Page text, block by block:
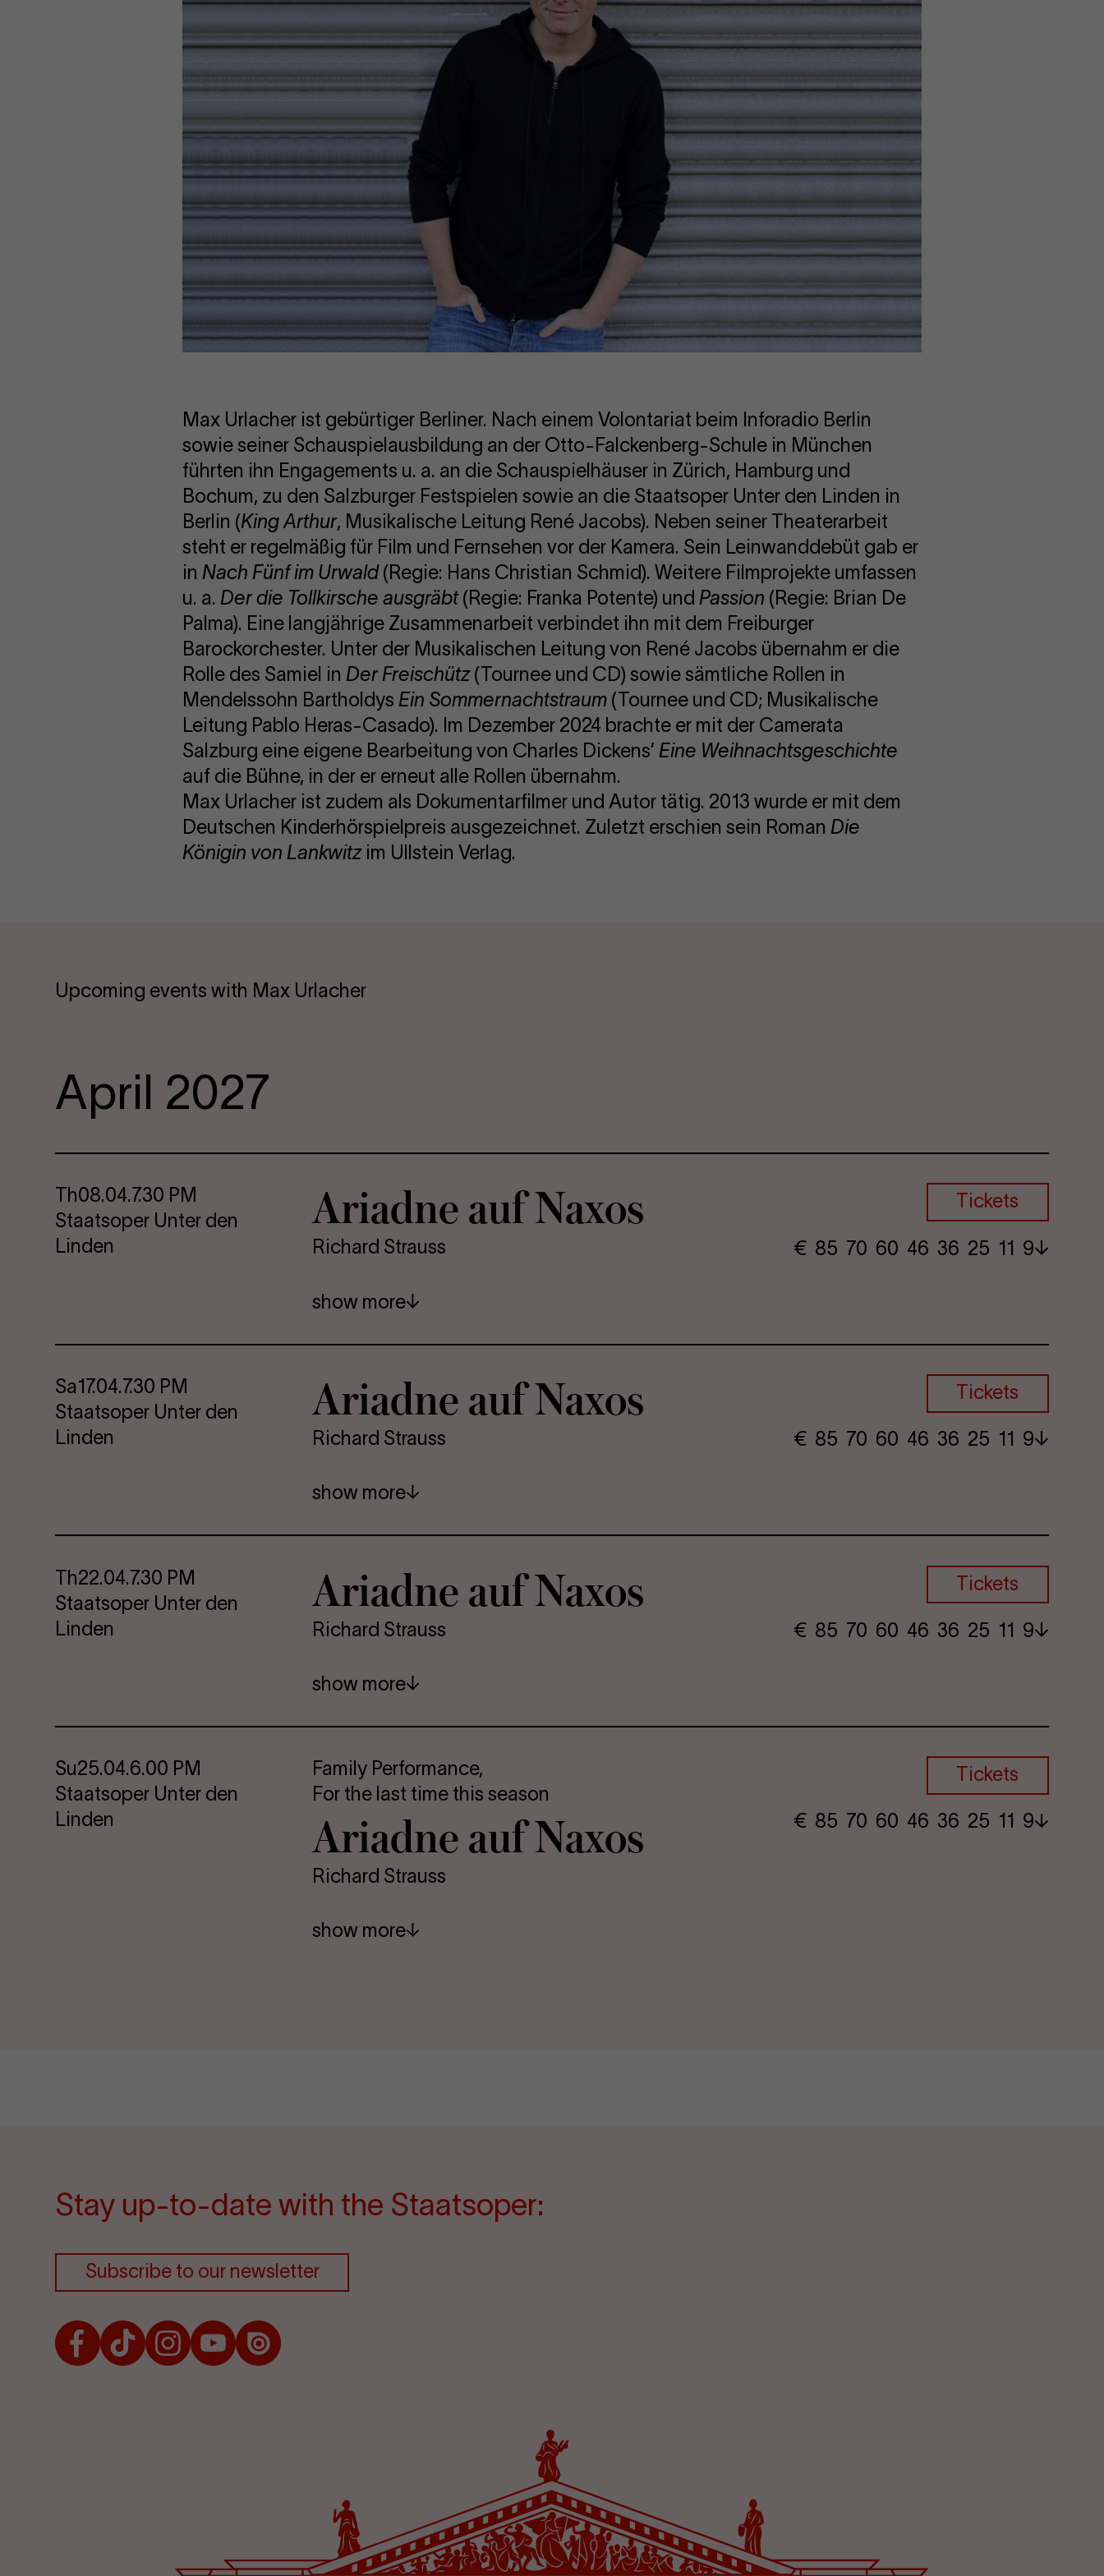
Max Urlacher ist gebürtiger Berliner. Nach einem Volontariat beim Inforadio Berlin
sowie seiner Schauspielausbildung an der Otto-Falckenberg-Schule in München
führten ihn Engagements u. a. an die Schauspielhäuser in Zürich, Hamburg und
Bochum, zu den Salzburger Festspielen sowie an die Staatsoper Unter den Linden in
Berlin (King Arthur, Musikalische Leitung René Jacobs). Neben seiner Theaterarbeit
steht er regelmäßig für Film und Fernsehen vor der Kamera. Sein Leinwanddebüt gab er
in Nach Fünf im Urwald(Regie: Hans Christian Schmid). Weitere Filmprojekte umfassen
u. a. Der die Tollkirsche ausgräbt(Regie: Franka Potente) und Passion (Regie: Brian De
Palma). Eine langjährige Zusammenarbeit verbindet ihn mit dem Freiburger
Barockorchester. Unter der Musikalischen Leitung von René Jacobs übernahm er die
Rolle des Samiel in Der Freischütz(Tournee und CD) sowie sämtliche Rollen in
Mendelssohn Bartholdys Ein Sommernachtstraum (Tournee und CD; Musikalische
Leitung Pablo Heras-Casado). Im Dezember 2024 brachte er mit der Camerata
Salzburg eine eigene Bearbeitung von Charles Dickens’ Eine Weihnachtsgeschichte
auf die Bühne, in der er erneut alle Rollen übernahm.
Max Urlacher ist zudem als Dokumentarfilmer und Autor tätig. 2013 wurde er mit dem
Deutschen Kinderhörspielpreis ausgezeichnet. Zuletzt erschien sein Roman Die
Königin von Lankwitzim Ullstein Verlag.
Upcoming events with Max Urlacher
April 2027
Th08.04.7.30 PM
Staatsoper Unter den
Linden
Ariadne auf Naxos
Richard Strauss
show more
Tickets
€ ​ 85 70 60​ 46 36 25​ 11 9
Sa17.04.7.30 PM
Staatsoper Unter den
Linden
Ariadne auf Naxos
Richard Strauss
show more
Tickets
€ ​ 85 70 60​ 46 36 25​ 11 9
Th22.04.7.30 PM
Staatsoper Unter den
Linden
Ariadne auf Naxos
Richard Strauss
show more
Tickets
€ ​ 85 70 60​ 46 36 25​ 11 9
Su25.04.6.00 PM
Staatsoper Unter den
Linden
Family Performance,
For the last time this season
Ariadne auf Naxos
Richard Strauss
show more
Tickets
€ ​ 85 70 60​ 46 36 25​ 11 9
Stay up-to-date with the Staatsoper:
Subscribe to our newsletter
Facebook
TikTokInstagram
Youtube
Issuu